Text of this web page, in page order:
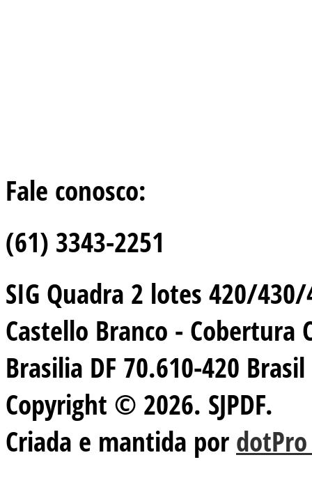
Fale conosco:
(61) 3343-2251
SIG Quadra 2 lotes 420/
Castello Branco - Cobertura
Brasilia DF 70.610-420 Brasil
Copyright © 2026. SJPDF.
Criada e mantida por